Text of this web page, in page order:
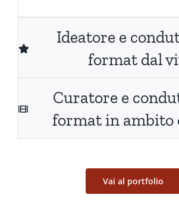
Ideatore e
format dal
Curatore e
format in ambito
Vai al portfolio